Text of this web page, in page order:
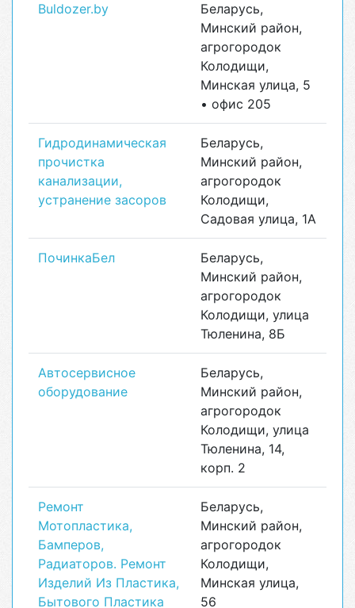
Buldozer.by
Беларусь,
Минский район,
агрогородок
Колодищи,
Минская улица, 5
• офис 205
Гидродинамическая
прочистка
канализации,
устранение засоров
Беларусь,
Минский район,
агрогородок
Колодищи,
Садовая улица, 1А
ПочинкаБел
Беларусь,
Минский район,
агрогородок
Колодищи, улица
Тюленина, 8Б
Автосервисное
оборудование
Беларусь,
Минский район,
агрогородок
Колодищи, улица
Тюленина, 14,
корп. 2
Ремонт
Мотопластика,
Бамперов,
Радиаторов. Ремонт
Изделий Из Пластика,
Бытового Пластика
Беларусь,
Минский район,
агрогородок
Колодищи,
Минская улица,
56